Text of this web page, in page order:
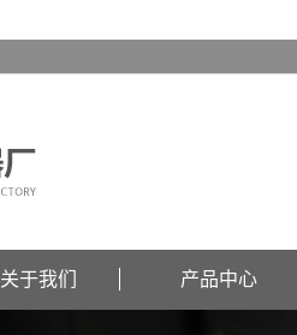
关于我们 产品中心